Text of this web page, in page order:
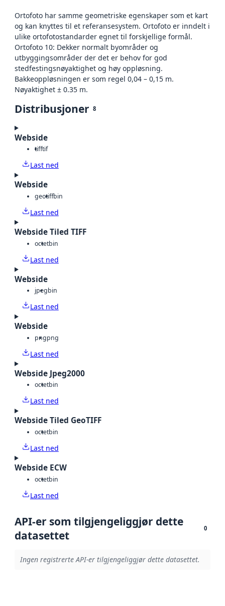
Ortofoto har samme geometriske egenskaper som et kart
og kan knyttes til et referansesystem. Ortofoto er inndelt i
ulike ortofotostandarder egnet til forskjellige formål.
Ortofoto 10: Dekker normalt byområder og
utbyggingsområder der det er behov for god
stedfestingsnøyaktighet og høy oppløsning.
Bakkeoppløsningen er som regel 0,04 – 0,15 m.
Nøyaktighet ± 0.35 m.
Distribusjoner 8
Webside
tifftif
Last ned
Webside
geotiffbin
Last ned
Webside Tiled TIFF
octetbin
Last ned
Webside
jpegbin
Last ned
Webside
pngpng
Last ned
Webside Jpeg2000
octetbin
Last ned
Webside Tiled GeoTIFF
octetbin
Last ned
Webside ECW
octetbin
Last ned
API-er som tilgjengeliggjør dette
datasettet
0
Ingen registrerte API-er tilgjengeliggjør dette datasettet.